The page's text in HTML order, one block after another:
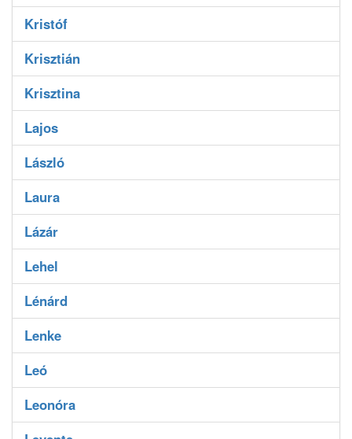
Kristóf
Krisztián
Krisztina
Lajos
László
Laura
Lázár
Lehel
Lénárd
Lenke
Leó
Leonóra